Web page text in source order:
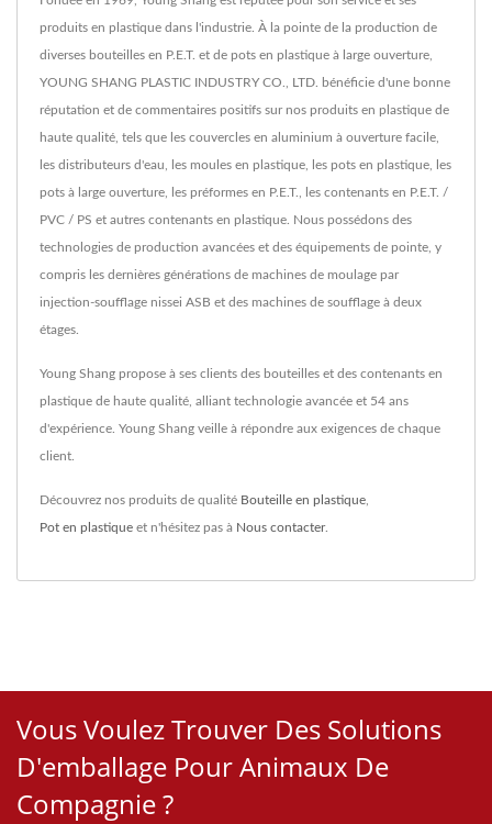
produits en plastique dans l'industrie. À la pointe de la production de
diverses bouteilles en P.E.T. et de pots en plastique à large ouverture,
YOUNG SHANG PLASTIC INDUSTRY CO., LTD. bénéficie d'une bonne
réputation et de commentaires positifs sur nos produits en plastique de
haute qualité, tels que les couvercles en aluminium à ouverture facile,
les distributeurs d'eau, les moules en plastique, les pots en plastique, les
pots à large ouverture, les préformes en P.E.T., les contenants en P.E.T. /
PVC / PS et autres contenants en plastique. Nous possédons des
technologies de production avancées et des équipements de pointe, y
compris les dernières générations de machines de moulage par
injection-soufflage nissei ASB et des machines de soufflage à deux
étages.
Young Shang propose à ses clients des bouteilles et des contenants en
plastique de haute qualité, alliant technologie avancée et 54 ans
d'expérience. Young Shang veille à répondre aux exigences de chaque
client.
Découvrez nos produits de qualité Bouteille en plastique
Pot en plastique et n'hésitez pas à Nous contacter.
Vous Voulez Trouver Des Solutions
D'emballage Pour Animaux De
Compagnie ?